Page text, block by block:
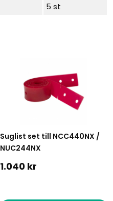
5 st
Suglist set till NCC440NX /
NUC244NX
1.040 kr